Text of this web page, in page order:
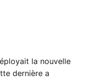
la nouvelle
dernière a